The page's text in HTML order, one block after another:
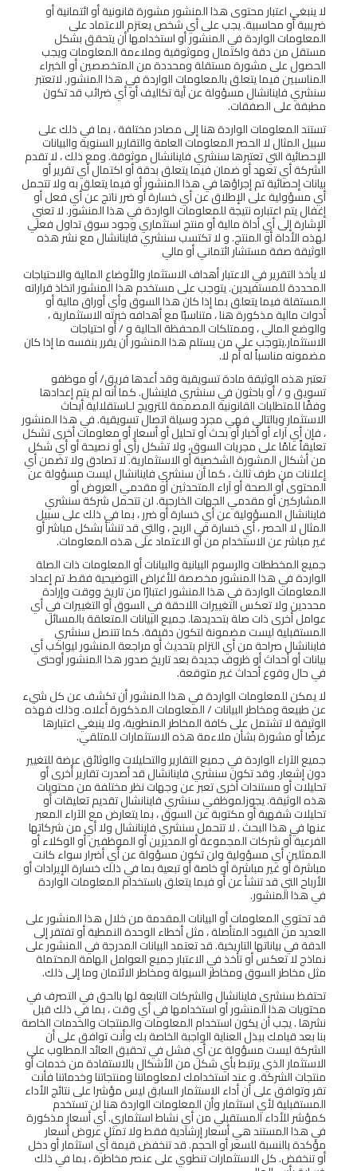
لا ينبغي اعتبار محتوى هذا المنشور مشورة قانونية أو ائتمانية أو
ضريبية أو محاسبية. يجب على أي شخص يعتزم الاعتماد على
المعلومات الواردة في المنشور أو استخدامها أن يتحقق بشكل
مستقل من دقة واكتمال وموثوقية وملاءمة المعلومات ويجب
الحصول على مشورة مستقلة ومحددة من المتخصصين أو الخبراء
المناسبين فيما يتعلق بالمعلومات الواردة في هذا المنشور. لاتعتبر
سنشري فاينانشال مسؤولة عن أية تكاليف أو أي ضرائب قد تكون
مطبقة على الصفقات.
تستند المعلومات الواردة هنا إلى مصادر مختلفة ، بما في ذلك على
سبيل المثال لا الحصر المعلومات العامة والتقارير السنوية والبيانات
الإحصائية التي تعتبرها سنشري فاينانشال موثوقة. ومع ذلك ، لا تقدم
الشركة أي تعهد أو ضمان فيما يتعلق بدقة أو اكتمال أي تقرير أو
بيانات إحصائية تم إجراؤها في هذا المنشور أو فيما يتعلق به ولا تتحمل
أي مسؤولية على الإطلاق عن أي خسارة أو ضرر ناتج عن أي فعل أو
إغفال يتم اعتباره نتيجة للمعلومات الواردة في هذا المنشور. لا تعني
الإشارة إلى أي أداة مالية أو منتج استثماري وجود سوق تداول فعلي
لهذه الأداة أو المنتج. و لا تكتسب سنشري فاينانشال مع نشر هذه
الوثيقة صفة مستشار ائتماني أو مالي
لا يأخذ التقرير في الاعتبار أهداف الاستثمار والأوضاع المالية والاحتياجات
المحددة للمستفيدين. يتوجب على مستخدم هذا المنشور اتخاذ قراراته
المستقلة فيما يتعلق بما إذا كان هذا السوق وأي أوراق مالية أو
أدوات مالية مذكورة هنا ، متناسبًا مع أهدافه خبرته الاستثمارية ،
والوضع المالي ، وممتلكات المحفظة الحالية و / أو احتياجات
الاستثمار.يتوجب على من يستلم هذا المنشور أن يقرر بنفسه ما إذا كان
مضمونه مناسباً له أم لا.
تعتبر هذه الوثيقة مادة تسويقية وقد أعدها فريق/ أو موظفو
تسويق و / أو باحثون في سنشري فاينشال. كما أنه لم يتم إعدادها
وفقًا للمتطلبات القانونية المصممة للترويج لـاستقلالية أبحاث
الاستثمار وبالتالي فهي مجرد وسيلة اتصال تسويقية. في هذا المنشور
، فإن أي آراء أو أخبار أو بحث أو تحليل أو أسعار أو معلومات أخرى تشكل
تعليقاً عامًا على مجريات السوق، ولا تشكل رأي أو نصيحة أو أي شكل
من أشكال المشورة الشخصية أو الاستثمارية. لا تصادق ولا تضمن أي
إعلانات من طرف ثالث ، كما أن سنشري فاينانشال ليست مسؤولة عن
المحتوى أو الصحة أو آراء المتحدثين أو مقدمي العروض أو
المشاركين أو مقدمي الجهات الخارجية. لن تتحمل شركة سنشري
فاينانشال المسؤولية عن أي خسارة أو ضرر ، بما في ذلك على سبيل
المثال لا الحصر ، أي خسارة في الربح ، والتي قد تنشأ بشكل مباشر أو
غير مباشر عن الاستخدام من أو الاعتماد على هذه المعلومات.
جميع المخططات والرسوم البيانية والبيانات أو المعلومات ذات الصلة
الواردة في هذا المنشور مخصصة للأغراض التوضيحية فقط. تم إعداد
المعلومات الواردة في هذا المنشور اعتبارًا من تاريخ ووقت وإرادة
محددين ولا تعكس التغييرات اللاحقة في السوق أو التغييرات في أي
عوامل أخرى ذات صلة بتحديدها. جميع البيانات المتعلقة بالمسائل
المستقبلية ليست مضمونة لتكون دقيقة. كما تتنصل سنشري
فاينانشال صراحة من أي التزام بتحديث أو مراجعة المنشور ليواكب أي
بيانات أو أحداث أو ظروف جديدة بعد تاريخ صدور هذا المنشور أوحتى
في حال وقوع أحداث غير متوقعة.
لا يمكن للمعلومات الواردة في هذا المنشور أن تكشف عن كل شيء
عن طبيعة ومخاطر البيانات / المعلومات المذكورة أعلاه. وذلك فهذه
الوثيقة لا تشتمل على كافة المخاطر المنطوية، ولا ينبغي اعتبارها
عرضًا أو مشورة بشأن ملاءمة هذه الاستثمارات للمتلقي.
جميع الآراء الواردة في جميع التقارير والتحليلات والوثائق عرضة للتغيير
دون إشعار. وقد تكون سنشري فاينانشال قد أصدرت تقارير أخرى أو
تحليلات أو مستندات أخرى تعبر عن وجهات نظر مختلفة من محتويات
هذه الوثيقة. يجوزلموظفي سنشري فاينانشال تقديم تعليقات أو
تحليلات شفهية أو مكتوبة عن السوق ، بما يتعارض مع الآراء المعبر
عنها في هذا البحث . لا تتحمل سنشري فاينانشال ولا أي من شركاتها
الفرعية أو شركات المجموعة أو المديرين أو الموظفين أو الوكلاء أو
الممثلين أي مسؤولية ولن تكون مسؤولة عن أي أضرار سواء كانت
مباشرة أو غير مباشرة أو خاصة أو تبعية بما في ذلك خسارة الإيرادات أو
الأرباح التي قد تنشأ عن أو فيما يتعلق باستخدام المعلومات الواردة
في هذا المنشور.
قد تحتوي المعلومات أو البيانات المقدمة من خلال هذا المنشور على
العديد من القيود المتأصلة ، مثل أخطاء الوحدة النمطية أو تفتقر إلى
الدقة في بياناتها التاريخية. قد تعتمد البيانات المدرجة في المنشور على
نماذج لا تعكس أو تأخذ في الاعتبار جميع العوامل الهامة المحتملة
مثل مخاطر السوق ومخاطر السيولة ومخاطر الائتمان وما إلى ذلك.
تحتفظ سنشري فاينانشال والشركات التابعة لها بالحق في التصرف في
محتويات هذا المنشور أو استخدامها في أي وقت ، بما في ذلك قبل
نشرها . يجب أن يكون استخدام المعلومات والمنتجات والخدمات الخاصة
بنا بعد قيامك ببذل العناية الواجبة الخاصة بك وأنت توافق على أن
الشركة ليست مسؤولة عن أي فشل في تحقيق العائد المطلوب على
الاستثمار الذي يرتبط بأي شكل من الأشكال بالاستفادة من خدمات أو
منتجات الشركة. و عند استخدامك لمعلوماتنا ومنتجاتنا وخدماتنا فأنت
تقر وتوافق على أن أداء الاستثمار السابق ليس مؤشرا على نتائج الأداء
المستقبلية لأي استثمار وأن المعلومات الواردة هنا لن تستخدم
كمؤشر للأداء المستقبلي من أي نشاط استثماري. أي أسعار مذكورة
في هذا المستند هي أسعار إرشادية فقط ولا تمثل عروض أسعار
مؤكدة بالنسبة للسعر أو الحجم. قد تنخفض قيمة أي استثمار أو دخل
أو تنخفض. كل الاستثمارات تنطوي على عنصر مخاطرة ، بما في ذلك